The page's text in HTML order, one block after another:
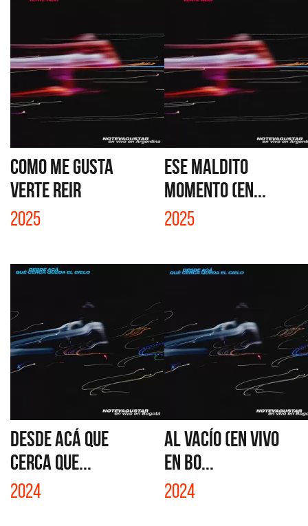
COMO ME GUSTA
VERTE REIR
2025
ESE MALDITO
MOMENTO (EN...
2025
DESDE ACÁ QUE
CERCA QUE...
2024
AL VACÍO (EN VIVO
EN BO...
2024